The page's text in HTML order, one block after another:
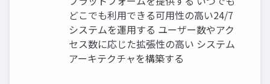
どこでも利用できる可用性の高い24/7
システムを運用する ユーザー数やアク
セス数に応じた拡張性の高い システム
アーキテクチャを構築する